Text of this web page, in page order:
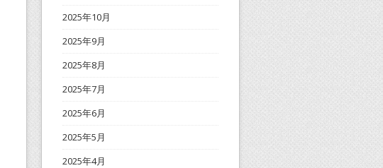
2025年10月
2025年9月
2025年8月
2025年7月
2025年6月
2025年5月
2025年4月